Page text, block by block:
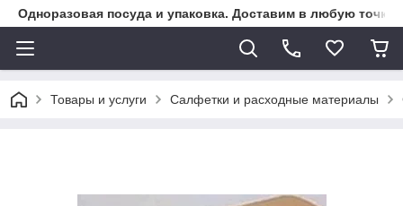
Одноразовая посуда и упаковка. Доставим в любую точку
Товары и услуги Салфетки и расходные материалы